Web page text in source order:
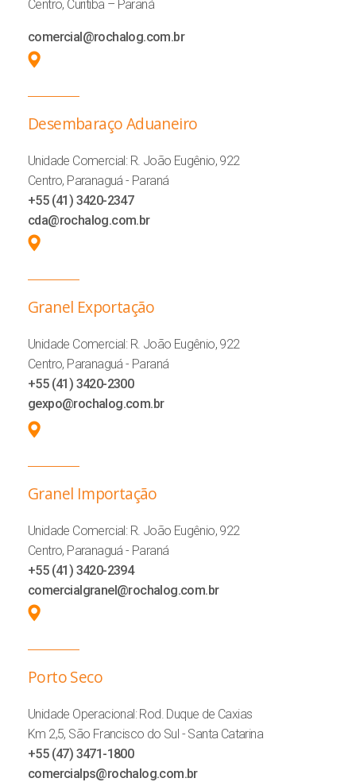
Centro, Curitiba – Paraná
comercial@rochalog.com.br
Desembaraço Aduaneiro
Unidade Comercial: R. João Eugênio, 922
Centro, Paranaguá - Paraná
+55 (41) 3420-2347
cda@rochalog.com.br
Granel Exportação
Unidade Comercial: R. João Eugênio, 922
Centro, Paranaguá - Paraná
+55 (41) 3420-2300
gexpo@rochalog.com.br
Granel Importação
Unidade Comercial: R. João Eugênio, 922
Centro, Paranaguá - Paraná
+55 (41) 3420-2394
comercialgranel@rochalog.com.br
Porto Seco
Unidade Operacional: Rod. Duque de Caxias
Km 2,5, São Francisco do Sul - Santa Catarina
+55 (47) 3471-1800
comercialps@rochalog.com.br